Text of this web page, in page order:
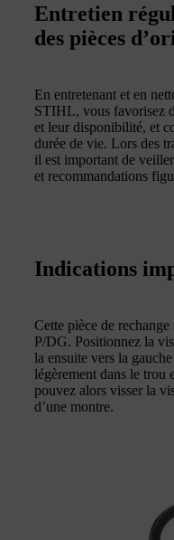
Entretien
des pièces
En entretenant et en
STIHL, vous favorisez
et leur disponibilité, et
durée de vie. Lors des
il est important de
et recommandations
Indications
Cette pièce de
P/DG. Positionnez la
la ensuite vers la
légèrement dans le trou
pouvez alors visser la
d’une montre.